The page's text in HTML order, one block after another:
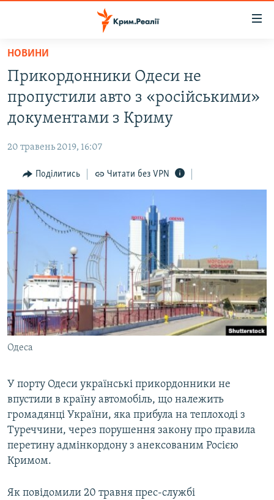
Перейти
основного
матеріалу
Перейти
до
основної
навігації
Перейти
до
пошуку
ВОДА.КРИМ
ВІДЕО ТА ФОТО
БЛОГИ
ПОГЛЯД
ІНТЕРВ'Ю
ВСЕ ЗА ДЕНЬ
СПЕЦПРОЕКТИ
ДЕПОРТАЦІЯ
ВІДЕОУРОКИ «ELIFBE»
СВІДЧЕННЯ ОКУПАЦІЇ
УКРАЇНСЬКА ПРОБЛЕМА КРИМУ
ІНФОГРАФІКА
ЯК ОБІЙТИ БЛОКУВАННЯ
Русский
Qırımtatar
ДОЛУЧАЙСЯ!
Усі сайти RFE/RL
НОВИНИ
Прикордонники Одеси не
пропустили авто з «російськими»
документами з Криму
20 травень 2019, 16:07
Поділитись Читати без VPN
Одеса
У порту Одеси українські прикордонники не
впустили в країну автомобіль, що належить
громадянці України, яка прибула на теплоході з
Туреччини, через порушення закону про правила
перетину адмінкордону з анексованим Росією
Кримом.
Як повідомили 20 травня прес-службі